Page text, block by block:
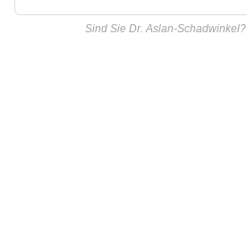
Sind Sie Dr. Aslan-Schadwinkel?